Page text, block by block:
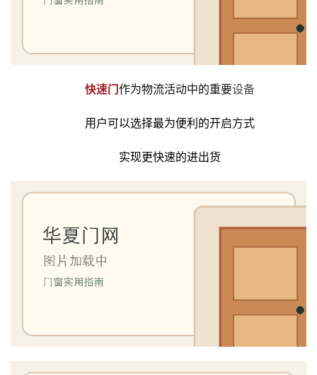
快速门作为物流活动中的重要设备
用户可以选择最为便利的开启方式
实现更快速的进出货